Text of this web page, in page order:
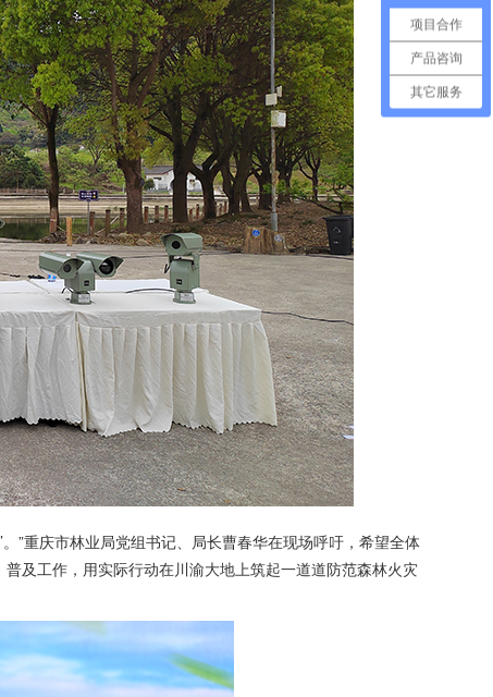
”重庆市林业局党组书记、局长曹春华在现场呼吁，希望全体
及工作，用实际行动在川渝大地上筑起一道道防范森林火灾
项目合作
产品咨询
其它服务